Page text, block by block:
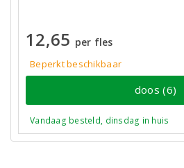
12,65 per fles
Beperkt beschikbaar
doos (6)
Vandaag besteld, dinsdag in huis